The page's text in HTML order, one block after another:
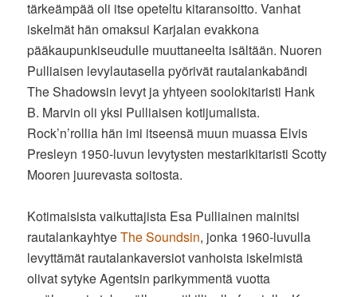
tärkeämpää oli itse opeteltu kitaransoitto. Vanhat
iskelmät hän omaksui Karjalan evakkona
pääkaupunkiseudulle muuttaneelta isältään. Nuoren
Pulliaisen levylautasella pyörivät rautalankabändi
The Shadowsin levyt ja yhtyeen soolokitaristi Hank
B. Marvin oli yksi Pulliaisen kotijumalista.
Rock’n’rollia hän imi itseensä muun muassa Elvis
Presleyn 1950-luvun levytysten mestarikitaristi Scotty
Mooren juurevasta soitosta.
Kotimaisista vaikuttajista Esa Pulliainen mainitsi
rautalankayhtyeThe Soundsin, jonka 1960-luvulla
levyttämät rautalankaversiot vanhoista iskelmistä
olivat sytyke Agentsin parikymmentä vuotta